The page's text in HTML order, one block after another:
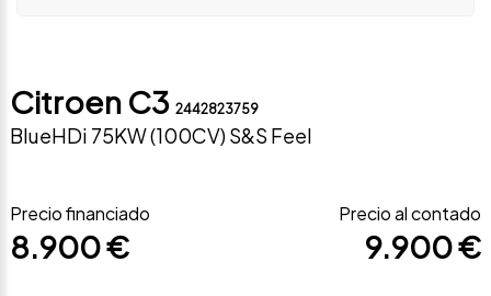
Citroen C3 2442823759
BlueHDi 75KW (100CV) S&S Feel
Precio financiado
8.900 €
Precio al contado
9.900 €